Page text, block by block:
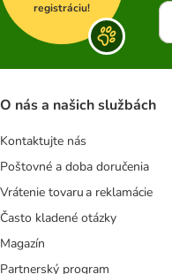
registráciu!
O nás a našich službách
Kontaktujte nás
Poštovné a doba doručenia
Vrátenie tovaru a reklamácie
Často kladené otázky
Magazín
Partnerský program